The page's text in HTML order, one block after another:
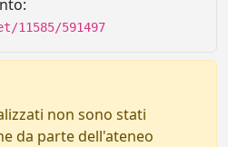
591497
non sono stati
da parte dell'ateneo